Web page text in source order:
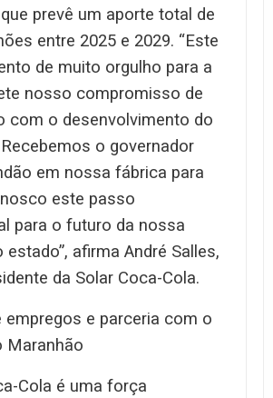
prevê um aporte total de
entre 2025 e 2029. “Este
de muito orgulho para a
nosso compromisso de
com o desenvolvimento do
o governador
em nossa fábrica para
este passo
para o futuro da nossa
estado”, afirma André Salles,
da Solar Coca-Cola.
empregos e parceria com o
Maranhão
Cola é uma força